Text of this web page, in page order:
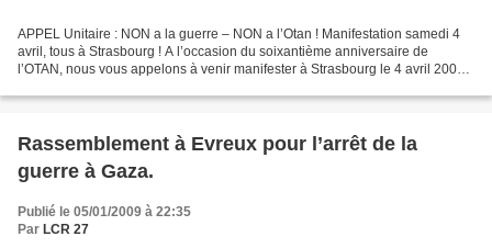
APPEL Unitaire : NON a la guerre – NON a l’Otan ! Manifestation samedi 4
avril, tous à Strasbourg ! A l’occasion du soixantième anniversaire de
l’OTAN, nous vous appelons à venir manifester à Strasbourg le 4 avril 2009
Rassemblement à Evreux pour l’arrêt de la
guerre à Gaza.
Publié le 05/01/2009 à 22:35
Par LCR 27